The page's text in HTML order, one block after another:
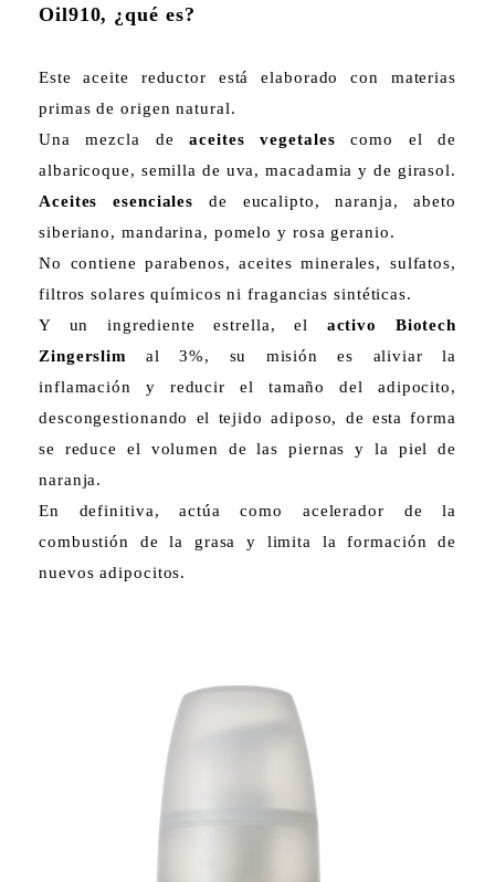
Oil910, ¿qué es?
Este aceite reductor está elaborado con materias
primas de origen natural.
Una mezcla deaceites vegetales como el de
albaricoque, semilla de uva, macadamia y de girasol.
Aceites esenciales de eucalipto, naranja, abeto
siberiano, mandarina, pomelo y rosa geranio.
No contiene parabenos, aceites minerales, sulfatos,
filtros solares químicos ni fragancias sintéticas.
Y un ingrediente estrella, el activo Biotech
Zingerslimal 3%, su misión es aliviar la
inflamación y reducir el tamaño del adipocito,
descongestionando el tejido adiposo, de esta forma
se reduce el volumen de las piernas y la piel de
naranja.
En definitiva, actúa como acelerador de la
combustión de la grasa y limita la formación de
nuevos adipocitos.